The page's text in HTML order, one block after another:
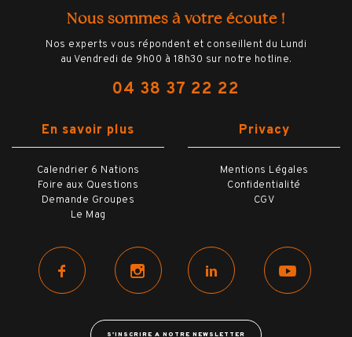
Nous sommes à votre écoute !
Nos experts vous répondent et conseillent du Lundi
au Vendredi de 9h00 à 18h30 sur notre hotline.
04 38 37 22 22
En savoir plus
Calendrier 6 Nations
Foire aux Questions
Demande Groupes
Le Mag
Privacy
Mentions Légales
Confidentialité
CGV
S'INSCRIRE A NOTRE NEWSLETTER